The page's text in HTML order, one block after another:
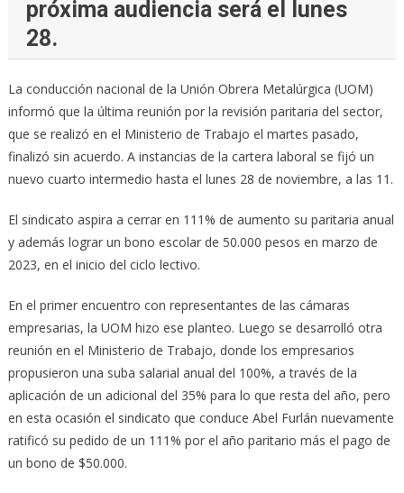
próxima audiencia será el lunes
28.
La conducción nacional de la Unión Obrera Metalúrgica (UOM)
informó que la última reunión por la revisión paritaria del sector,
que se realizó en el Ministerio de Trabajo el martes pasado,
finalizó sin acuerdo. A instancias de la cartera laboral se fijó un
nuevo cuarto intermedio hasta el lunes 28 de noviembre, a las 11.
El sindicato aspira a cerrar en 111% de aumento su paritaria anual
y además lograr un bono escolar de 50.000 pesos en marzo de
2023, en el inicio del ciclo lectivo.
En el primer encuentro con representantes de las cámaras
empresarias, la UOM hizo ese planteo. Luego se desarrolló otra
reunión en el Ministerio de Trabajo, donde los empresarios
propusieron una suba salarial anual del 100%, a través de la
aplicación de un adicional del 35% para lo que resta del año, pero
en esta ocasión el sindicato que conduce Abel Furlán nuevamente
ratificó su pedido de un 111% por el año paritario más el pago de
un bono de $50.000.